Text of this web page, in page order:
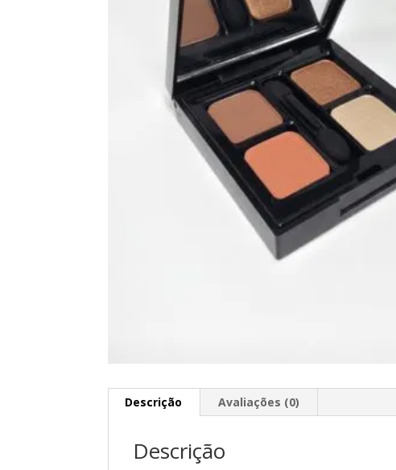
Descrição Avaliações (0)
Descrição